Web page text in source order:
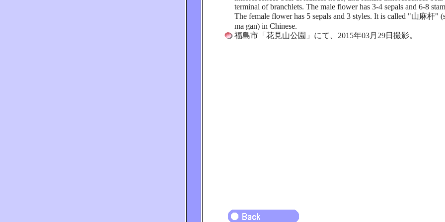
terminal of branchlets. The male flower has 3-4 sepals and 6-8
The female flower has 5 sepals and 3 styles. It is called "山麻杆"
ma gan) in Chinese.
福島市「花見山公園」にて、2015年03月29日撮影。